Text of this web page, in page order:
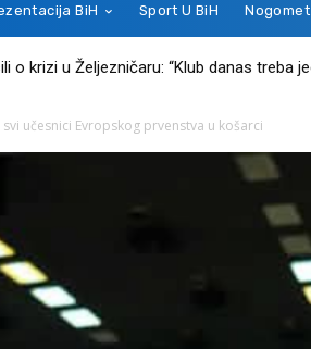
BiH Sport U BiH Nogomet
pokazao kakav je zapravo čovjek
svi učesnici Evropskog prvenstva u košarci